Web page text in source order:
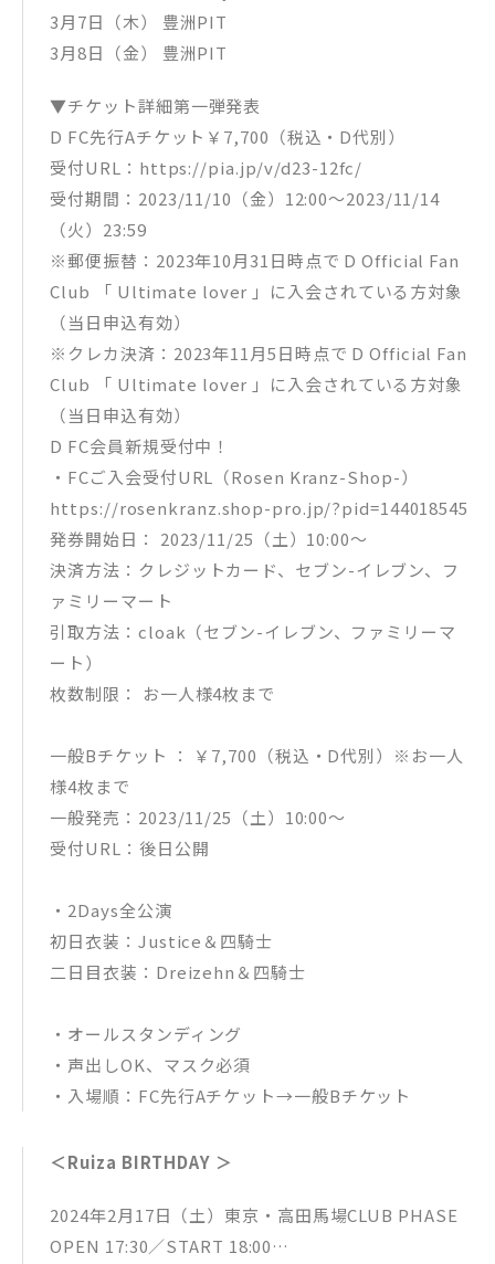
3月7日（木） 豊洲PIT
3月8日（金） 豊洲PIT
▼チケット詳細第一弾発表
D FC先行Aチケット￥7,700（税込・D代別）
受付URL：https://pia.jp/v/d23-12fc/
受付期間：2023/11/10（金）12:00～2023/11/14
（火）23:59
※郵便振替：2023年10月31日時点で D Official Fan
Club 「 Ultimate lover 」に入会されている方対象
（当日申込有効）
※クレカ決済：2023年11月5日時点で D Official Fan
Club 「 Ultimate lover 」に入会されている方対象
（当日申込有効）
D FC会員新規受付中！
・FCご入会受付URL（Rosen Kranz-Shop-）
https://rosenkranz.shop-pro.jp/?pid=144018545
発券開始日： 2023/11/25（土）10:00～
決済方法：クレジットカード、セブン-イレブン、フ
ァミリーマート
引取方法：cloak（セブン-イレブン、ファミリーマ
ート）
枚数制限： お一人様4枚まで
一般Bチケット ： ￥7,700（税込・D代別）※お一人
様4枚まで
一般発売：2023/11/25（土）10:00～
受付URL：後日公開
・2Days全公演
初日衣装：Justice＆四騎士
二日目衣装：Dreizehn＆四騎士
・オールスタンディング
・声出しOK、マスク必須
・入場順：FC先行Aチケット→一般Bチケット
＜Ruiza BIRTHDAY ＞
2024年2月17日（土）東京・高田馬場CLUB PHASE
OPEN 17:30／START 18:00